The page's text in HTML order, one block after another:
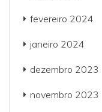
fevereiro 2024
janeiro 2024
dezembro 2023
novembro 2023